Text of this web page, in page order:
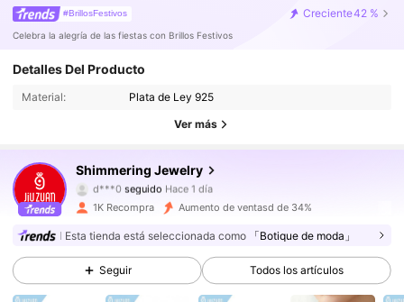
#BrillosFestivos Creciente42 %
Celebra la alegría de las fiestas con Brillos Festivos
Detalles Del Producto
Material: Plata de Ley 925
Ver más
Shimmering Jewelry
4.84 20K Seguidores
d***0 seguido Hace 1 día
4.84
20K Seguidores
4.84 20K Seguidores
1K Recompra Aumento de ventasd de 34%
Esta tienda está seleccionada como 「Botique de moda」
Seguir Todos los artículos